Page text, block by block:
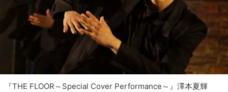
『THE FLOOR～Special Cover Performance～』澤本夏輝